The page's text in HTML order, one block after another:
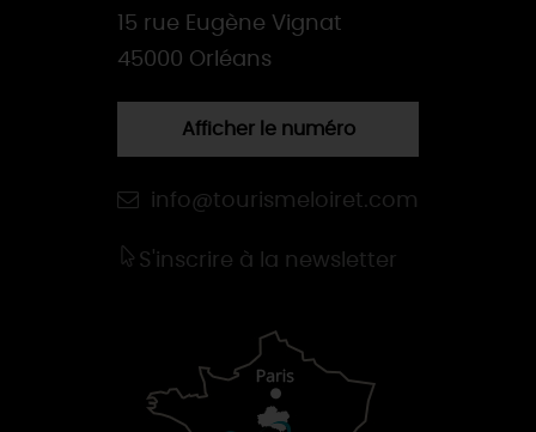
15 rue Eugène Vignat
45000 Orléans
Afficher le numéro
info@tourismeloiret.com
S'inscrire à la newsletter